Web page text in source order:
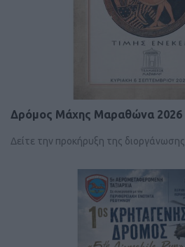
Δρόμος Μάχης Μαραθώνα 2026
Δείτε την προκήρυξη της διοργάνωσης